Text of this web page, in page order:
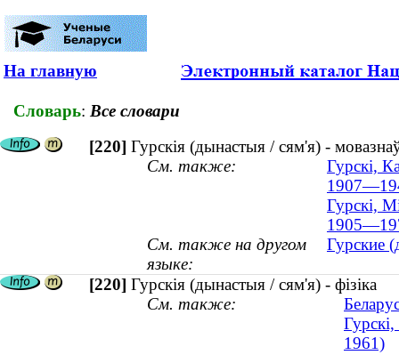
На главную
Словарь: Все словари
[220] Гурскія (дынастыя / сям'я) -
См. также:
Гурскі,
Гурскі,
См. также на другом
языке:
Гурские
[220] Гурскія (дынастыя / сям'я) - фізіка
См. также:
1961)